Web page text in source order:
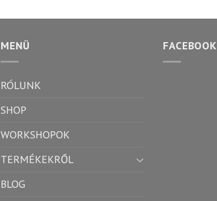
MENÜ
RÓLUNK
SHOP
WORKSHOPOK
TERMÉKEKRŐL
BLOG
FACEBOOK